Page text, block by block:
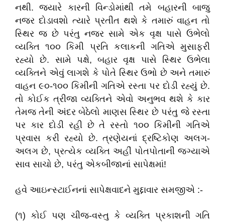
નથી. જ્યારે કારની વિન્ડોમાંથી તમે બહારની બાજુ
નજર દોડાવશો ત્યારે પ્રતીત થશે કે તમારું વાહન તો
સ્થિર જ છે પરંતુ નજર સામે એક વૃક્ષ પાસે ઉભેલો
વ્યક્તિ ૧૦૦ કિમી પ્રતિ કલાકની ગતિએ મુસાફરી
રહ્યો છે. સામે પક્ષે, બહાર વૃક્ષ પાસે સ્થિર ઉભેલા
વ્યક્તિને એવું લાગશે કે પોતે સ્થિર ઉભો છે અને તમારું
વાહન ૯૦-૧૦૦ કિમીની ગતિએ રસ્તા પર દોડી રહ્યું છે.
તો કોઈક ત્રીજા વ્યક્તિને એવો અનુભવ થશે કે કાર
તેમજ તેની અંદર બેઠેલો માણસ સ્થિર છે પરંતુ જે રસ્તા
પર કાર દોડી રહી છે તે રસ્તો ૧૦૦ કિમીની ગતિએ
પ્રવાસ કરી રહ્યો છે. ત્રણેયનાં દ્રષ્ટિકોણ અલગ-
અલગ છે, પ્રત્યેક વ્યક્તિ અહીં પોતપોતાની જગ્યાએ
સાવ સાચો છે, પરંતુ એકબીજાનાં સાપેક્ષમાં!
હવે આઇન્સ્ટાઈનનાં સાપેક્ષવાદને મુદ્દાવાર સમજીએ :-
(૧) કોઈ પણ ચીજ-વસ્તુ કે વ્યક્તિ પ્રકાશની ગતિ